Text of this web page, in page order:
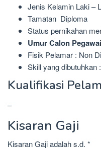
Jenis Kelamin Laki –
Tamatan Diploma
Status pernikahan
Umur Calon Pegawai
Fisik Pelamar : Non
Skill yang dibutuhkan
Kualifikasi
–
Kisaran Gaji
Kisaran Gaji adalah s.d. *